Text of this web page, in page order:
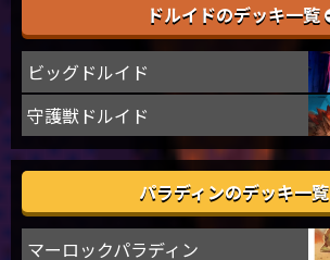
ドルイドのデッキ一覧
ビッグドルイド
守護獣ドルイド
パラディンのデッキ一覧
マーロックパラディン